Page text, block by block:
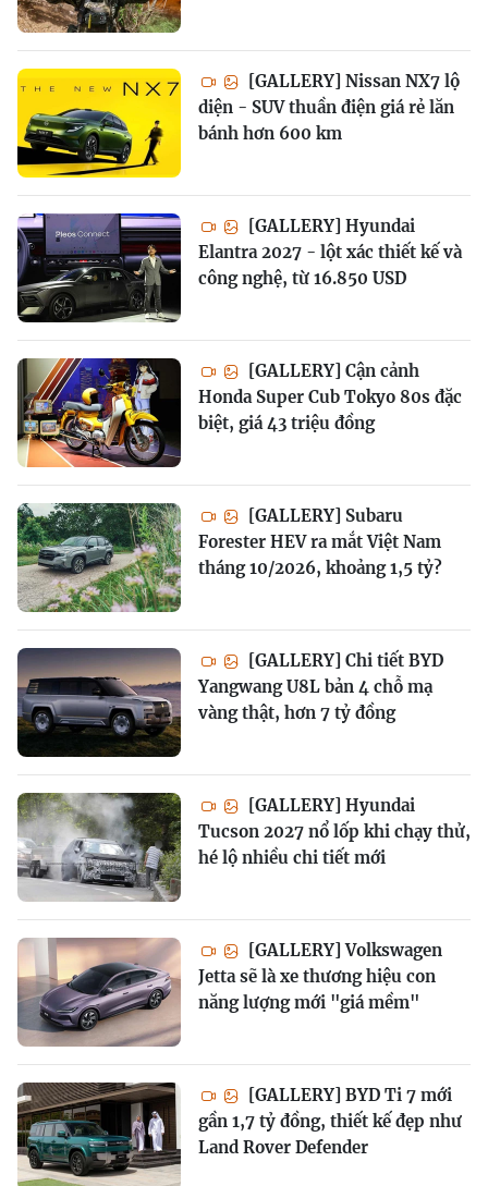
[GALLERY] Nissan NX7 lộ
diện - SUV thuần điện giá rẻ lăn
bánh hơn 600 km
[GALLERY] Hyundai
Elantra 2027 - lột xác thiết kế và
công nghệ, từ 16.850 USD
[GALLERY] Cận cảnh
Honda Super Cub Tokyo 80s đặc
biệt, giá 43 triệu đồng
[GALLERY] Subaru
Forester HEV ra mắt Việt Nam
tháng 10/2026, khoảng 1,5 tỷ?
[GALLERY] Chi tiết BYD
Yangwang U8L bản 4 chỗ mạ
vàng thật, hơn 7 tỷ đồng
[GALLERY] Hyundai
Tucson 2027 nổ lốp khi chạy thử,
hé lộ nhiều chi tiết mới
[GALLERY] Volkswagen
Jetta sẽ là xe thương hiệu con
năng lượng mới "giá mềm"
[GALLERY] BYD Ti 7 mới
gần 1,7 tỷ đồng, thiết kế đẹp như
Land Rover Defender